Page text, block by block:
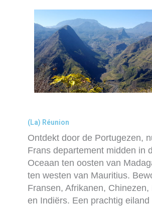
(La) Réunion
Ontdekt door de Portugezen,
Frans departement midden in
Oceaan ten oosten van
ten westen van Mauritius.
Fransen, Afrikanen, Chinezen,
en Indiërs. Een prachtig eiland